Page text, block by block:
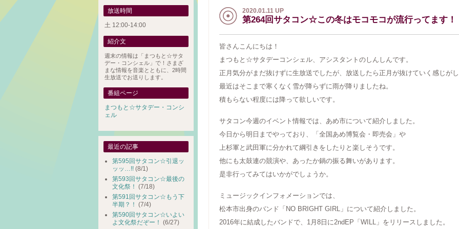
2020.01.11 UP
第264回サタコン☆この冬はモコモコが流行ってます！
皆さんこんにちは！
まつもと☆サタデーコンシェル、アシスタントのしんしんです。
正月気分がまだ抜けずに生放送でしたが、放送したら正月が抜けていく感じが
最近はそこまで寒くなく雪が降らずに雨が降りましたね。
積もらない程度には降って欲しいです。
サタコン今週のイベント情報では、あめ市について紹介しました。
今日から明日までやっており、「全国あめ博覧会・即売会」や
上杉軍と武田軍に分かれて綱引きをしたりと楽しそうです。
他にも太鼓連の競演や、あったか鍋の振る舞いがあります。
是非行ってみてはいかがでしょうか。
ミュージックインフォメーションでは、
松本市出身のバンド「NO BRIGHT GIRL」について紹介しました。
2016年に結成したバンドで、1月8日に2ndEP「WILL」をリリースしました。
放送時間
土 12:00-14:00
紹介文
週末の情報は「まつもと☆サタ
デー・コンシェル」で！さまざ
まな情報を音楽とともに、2時間
生放送でお送りします。
番組ページ
まつもと☆サタデー・コンシ
ェル
最近の記事
第595回サタコン☆引退ッ
ッッ…!! (8/1)
第593回サタコン☆最後の
文化祭！ (7/18)
第591回サタコン☆もう下
半期？！ (7/4)
第590回サタコン☆いよい
よ文化祭だぞー！ (6/27)